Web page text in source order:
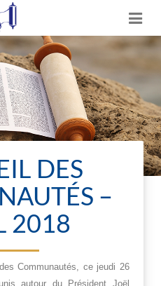
DES
–
2018
Communautés, ce jeudi 26
autour du Président Joël